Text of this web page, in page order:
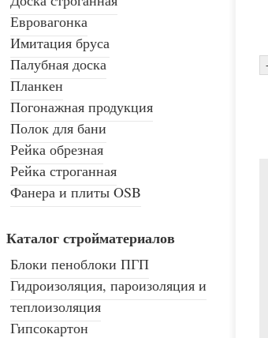
Евровагонка
Имитация бруса
Палубная доска
Планкен
Погонажная продукция
Полок для бани
Рейка обрезная
Рейка строганная
Фанера и плиты OSB
Каталог стройматериалов
Блоки пеноблоки ПГП
Гидроизоляция, пароизоляция и
теплоизоляция
Гипсокартон